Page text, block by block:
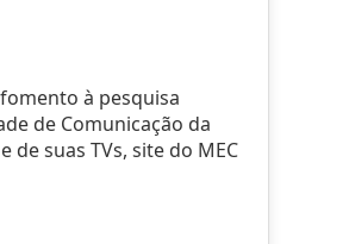
à pesquisa
de Comunicação da
suas TVs, site do MEC